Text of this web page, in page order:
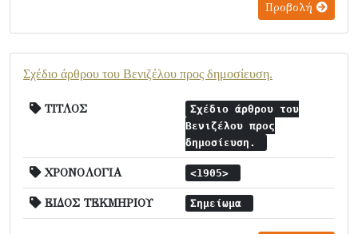
Προβολή
Σχέδιο άρθρου του Βενιζέλου προς δημοσίευση.
ΤΙΤΛΟΣ
Σχέδιο άρθρου του
Βενιζέλου προς
δημοσίευση.
ΧΡΟΝΟΛΟΓΙΑ <1905>
ΕΙΔΟΣ ΤΕΚΜΗΡΙΟΥ Σημείωμα